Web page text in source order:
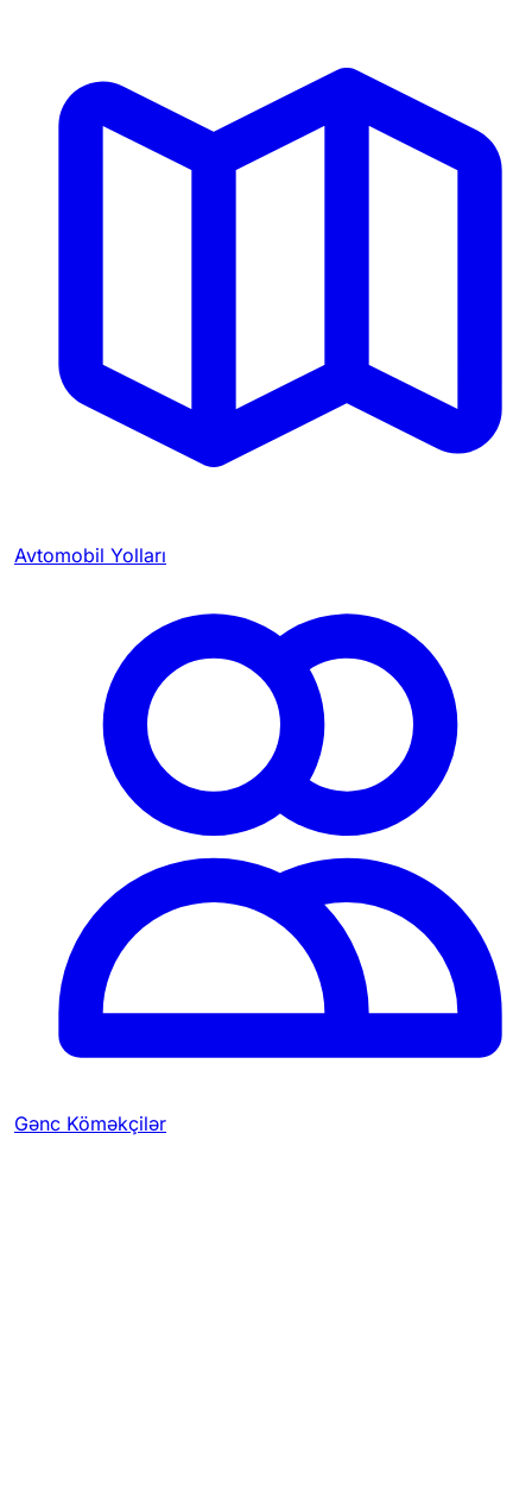
Avtomobil Yolları
Gənc Köməkçilər